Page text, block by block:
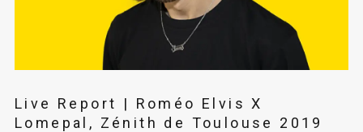
Live Report | Roméo Elvis X
Lomepal, Zénith de Toulouse 2019